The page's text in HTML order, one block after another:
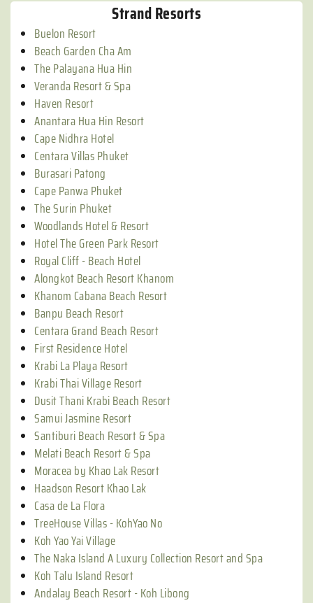
Strand Resorts
Buelon Resort
Beach Garden Cha Am
The Palayana Hua Hin
Veranda Resort & Spa
Haven Resort
Anantara Hua Hin Resort
Cape Nidhra Hotel
Centara Villas Phuket
Burasari Patong
Cape Panwa Phuket
The Surin Phuket
Woodlands Hotel & Resort
Hotel The Green Park Resort
Royal Cliff - Beach Hotel
Alongkot Beach Resort Khanom
Khanom Cabana Beach Resort
Banpu Beach Resort
Centara Grand Beach Resort
First Residence Hotel
Krabi La Playa Resort
Krabi Thai Village Resort
Dusit Thani Krabi Beach Resort
Samui Jasmine Resort
Santiburi Beach Resort & Spa
Melati Beach Resort & Spa
Moracea by Khao Lak Resort
Haadson Resort Khao Lak
Casa de La Flora
TreeHouse Villas - KohYao No
Koh Yao Yai Village
The Naka Island A Luxury Collection Resort and Spa
Koh Talu Island Resort
Andalay Beach Resort - Koh Libong